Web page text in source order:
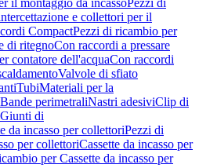
il montaggio da incassoPezzi di
e collettori per il
CompactPezzi di ricambio per
di ritegnoCon raccordi a pressare
contatore dell'acquaCon raccordi
Valvole di sfiato
TubiMateriali per la
Bande perimetraliNastri adesiviClip di
Giunti di
da incasso per collettoriPezzi di
per collettoriCassette da incasso per
per Cassette da incasso per